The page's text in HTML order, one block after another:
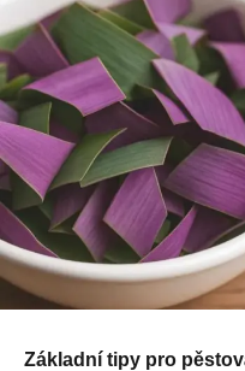
Základní tipy pro